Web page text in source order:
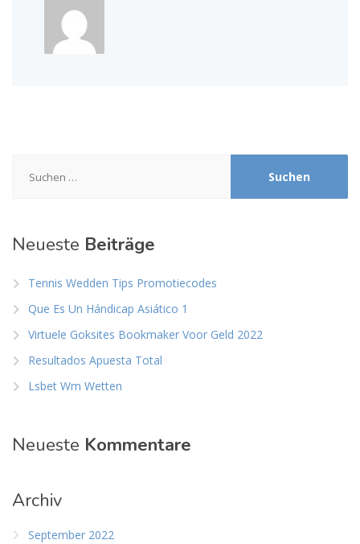
nach:
Neueste Beiträge
Tennis Wedden Tips Promotiecodes
Que Es Un Hándicap Asiático 1
Virtuele Goksites Bookmaker Voor Geld 2022
Resultados Apuesta Total
Lsbet Wm Wetten
Neueste Kommentare
Archiv
September 2022